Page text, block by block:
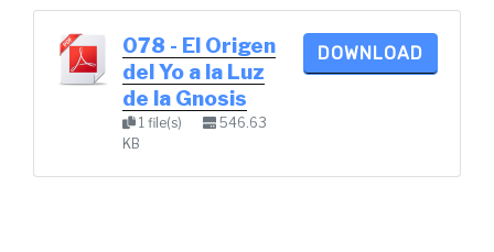
078 - El Origen
del Yo a la Luz
de la Gnosis
1 file(s)
546.63
KB
DOWNLOAD